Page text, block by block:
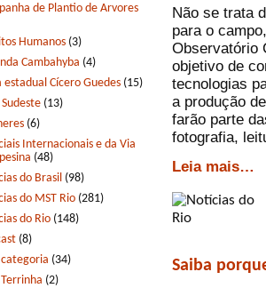
de Plantio de Arvores
Humanos (3)
Cambahyba (4)
estadual Cícero Guedes (15)
Sudeste (13)
(6)
Internacionais e da Via
(48)
do Brasil (98)
do MST Rio (281)
do Rio (148)
(8)
categoria (34)
(2)
Não se trata
para o
Observatório
objetivo de
tecnologias
a produção
farão parte
fotografia,
Leia mais…
Saiba